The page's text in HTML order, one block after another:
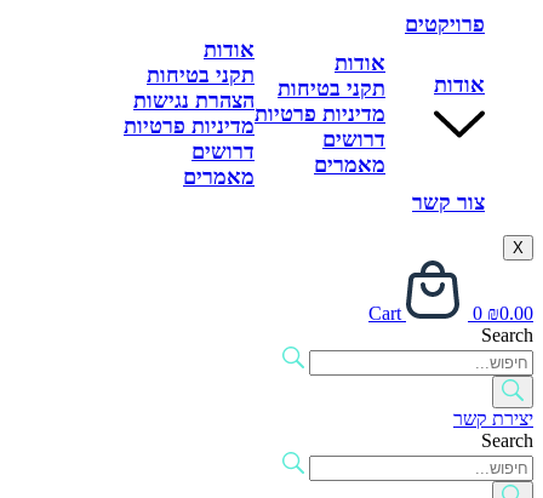
פרויקטים
אודות
אודות
תקני בטיחות
מדיניות פרטיות
דרושים
מאמרים
אודות
תקני בטיחות
הצהרת נגישות
מדיניות פרטיות
דרושים
מאמרים
צור קשר
X
₪0.00
0
Cart
Search
יצירת קשר
Search